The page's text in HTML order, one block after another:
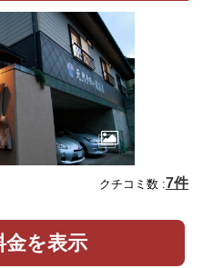
クチコミ数 :7件
金を表示